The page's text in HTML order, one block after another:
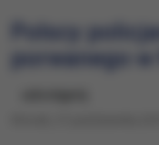
Polscy
porwanego w